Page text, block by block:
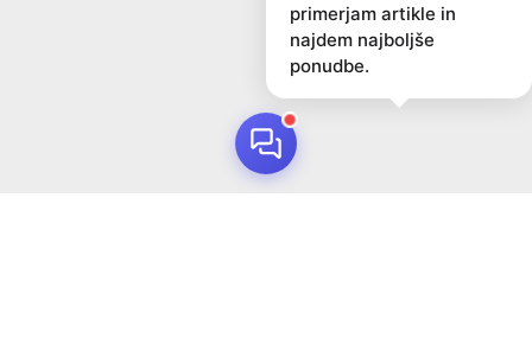
primerjam artikle in
najdem najboljše
ponudbe.